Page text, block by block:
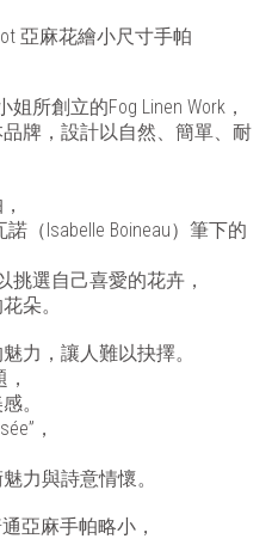
亞麻花繪小尺寸手帕
姐所創立的Fog Linen Work ，
牌，設計以自然、簡單、耐
（Isabelle Boineau）筆下的
挑選自己喜愛的花卉，
朵。
力，讓人難以抉擇。
。
，
力與詩意情懷。
亞麻手帕略小，